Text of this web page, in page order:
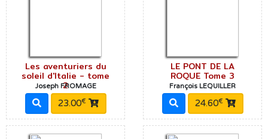
Les aventuriers du
soleil d'Italie - tome
2
Joseph FROMAGE
23.00€
LE PONT DE LA
ROQUE Tome 3
François LEQUILLER
24.60€